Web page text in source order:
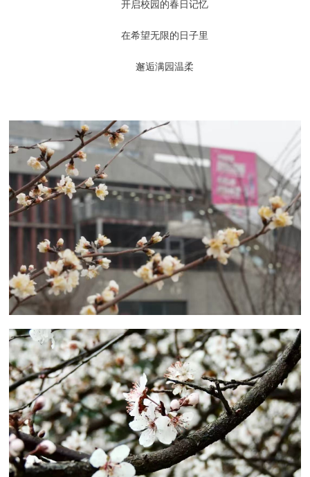
开启校园的春日记忆
在希望无限的日子里
邂逅满园温柔